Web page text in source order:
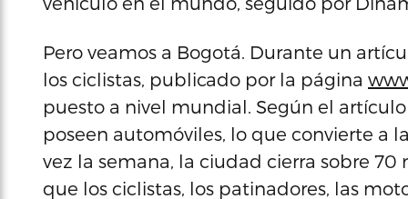
Pero veamos a Bogotá. Durante un
los ciclistas, publicado por la página
puesto a nivel mundial. Según el
poseen automóviles, lo que convierte a
vez la semana, la ciudad cierra sobre
que los ciclistas, los patinadores, las